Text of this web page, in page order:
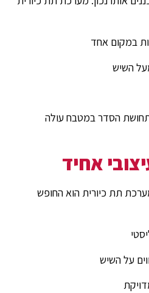
במקום אחד
השיש
הסדר במטבח עולה
אחיד
תת כיורית הוא החופש
על השיש